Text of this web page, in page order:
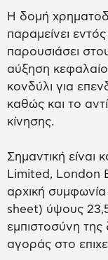
Η δομή
παραμείνει
παρουσιάσει
αύξηση
κονδύλι για
καθώς και το
κίνησης.
Σημαντική είναι
Limited, London
αρχική
sheet) ύψους
εμπιστοσύνη της
αγοράς στο